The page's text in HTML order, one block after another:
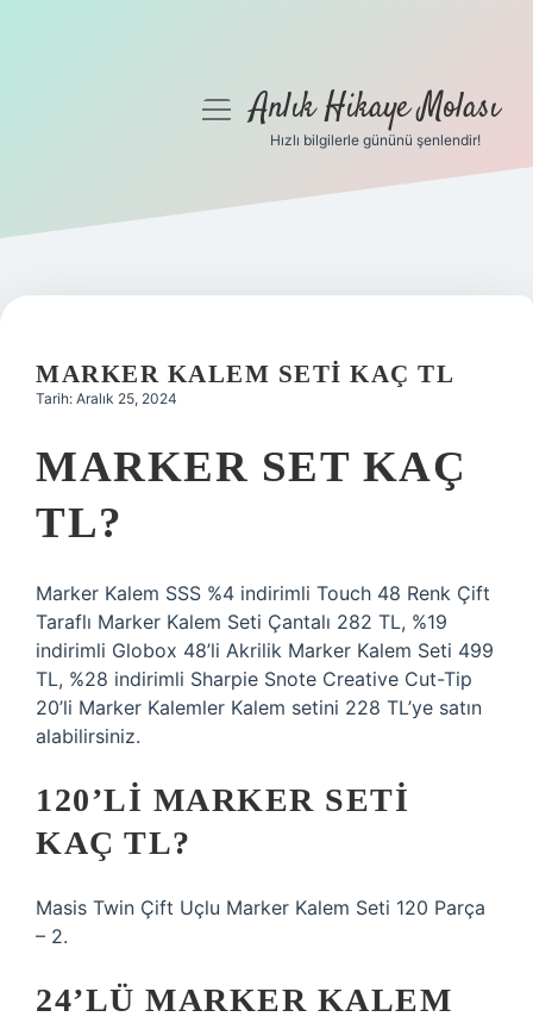
Gizlilik Politikası
Yasal Uyarı
menüyüAnlık Hikaye Molası
Hızlı bilgilerle gününü şenlendir!
MARKER KALEM SETI KAÇ TL
Tarih: Aralık 25, 2024
MARKER SET KAÇ
TL?
Marker Kalem SSS %4 indirimli Touch 48 Renk Çift
Taraflı Marker Kalem Seti Çantalı 282 TL, %19
indirimli Globox 48’li Akrilik Marker Kalem Seti 499
TL, %28 indirimli Sharpie Snote Creative Cut-Tip
20’li Marker Kalemler Kalem setini 228 TL’ye satın
alabilirsiniz.
120’LI MARKER SETI
KAÇ TL?
Masis Twin Çift Uçlu Marker Kalem Seti 120 Parça
– 2.
24’LÜ MARKER KALEM